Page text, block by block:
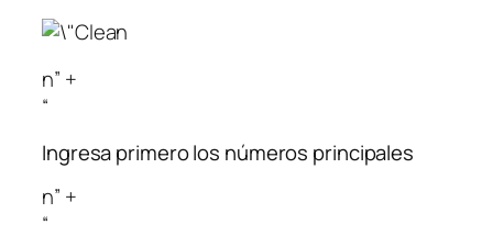
n” +
“
Ingresa primero los números principales
n” +
“